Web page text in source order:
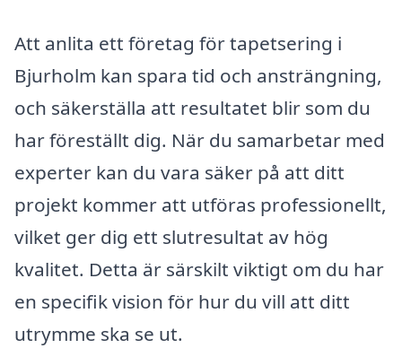
Att anlita ett företag för tapetsering i
Bjurholm kan spara tid och ansträngning,
och säkerställa att resultatet blir som du
har föreställt dig. När du samarbetar med
experter kan du vara säker på att ditt
projekt kommer att utföras professionellt,
vilket ger dig ett slutresultat av hög
kvalitet. Detta är särskilt viktigt om du har
en specifik vision för hur du vill att ditt
utrymme ska se ut.